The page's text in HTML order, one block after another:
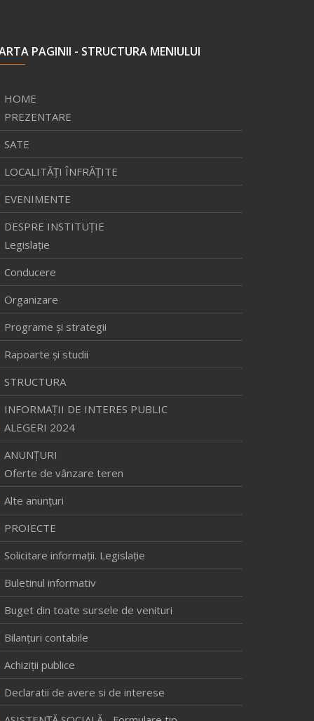
PAGINII - STRUCTURA MENIULUI
HOME
PREZENTARE
SATE
LOCALITĂŢI ÎNFRĂŢITE
EVENIMENTE
DESPRE INSTITUȚIE
Legislație
Conducere
Organizare
Programe și strategii
Rapoarte și studii
STRUCTURA
INFORMAŢII DE INTERES PUBLIC
ALEGERI 2024
ANUNȚURI
Oferte de vânzare teren
Alte anunțuri
PROIECTE
Solicitare informaţii. Legislaţie
Buletinul informativ
Buget din toate sursele de venituri
Bilanţuri contabile
Achiziţii publice
Declaratii de avere si de interese